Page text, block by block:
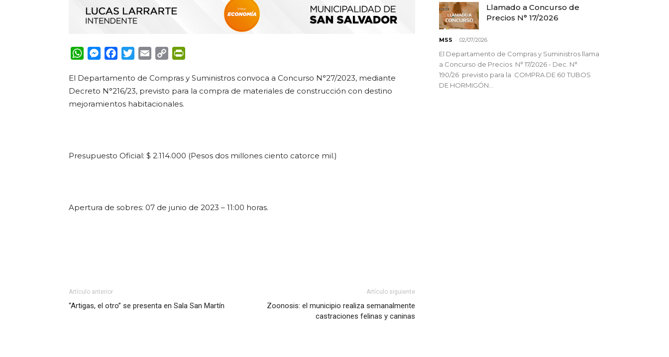
WhatsApp
Messenger
FacebookTwitterEmail Copy
El Departamento de Compras y Suministros convoca a Concurso N°27/2023, mediante
Decreto N°216/23, previsto para la compra de materiales de construcción con destino
mejoramientos habitacionales.
Presupuesto Oficial: $ 2.114.000 (Pesos dos millones ciento catorce mil.)
Apertura de sobres: 07 de junio de 2023 – 11:00 horas.
Artículo anterior
“Artigas, el otro” se presenta en Sala San Martín
Artículo siguiente
Zoonosis: el municipio realiza semanalmente
castraciones felinas y caninas
Llamado a Concurso de
Precios N° 17/2026
MSS - 02/07/2026
El Departamento de Compras y Suministros llama
a Concurso de Precios N° 17/2026 - Dec. N°
190/26 previsto para la COMPRA DE 60 TUBOS
DE HORMIGÓN...